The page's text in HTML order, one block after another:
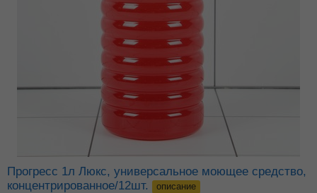
Прогресс 1л Люкс, универсальное моющее средство,
концентрированное/12шт.
описание